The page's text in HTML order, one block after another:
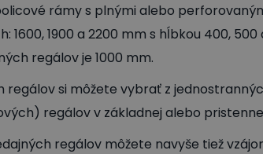
rámy s plnými alebo
1600, 1900 a 2200 mm s hĺbkou 400,
regálov je 1000 mm.
si môžete vybrať z
regálov v základnej alebo
regálov môžete navyše tiež